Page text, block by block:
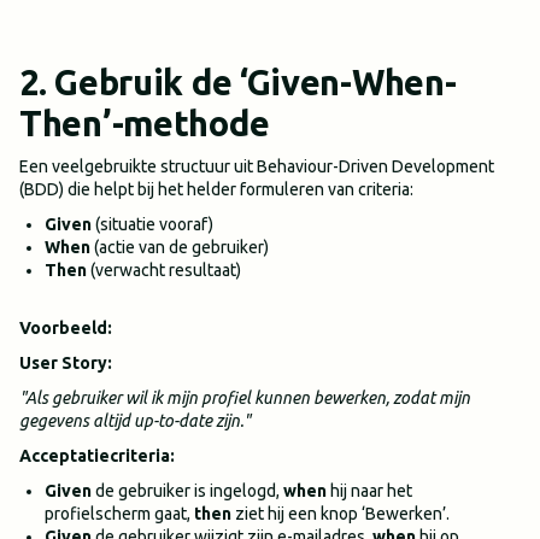
2. Gebruik de ‘Given-When-
Then’-methode
Een veelgebruikte structuur uit Behaviour-Driven Development
(BDD) die helpt bij het helder formuleren van criteria:
Given(situatie vooraf)
When(actie van de gebruiker)
Then(verwacht resultaat)
Voorbeeld:
User Story:
"Als gebruiker wil ik mijn profiel kunnen bewerken, zodat mijn
gegevens altijd up-to-date zijn."
Acceptatiecriteria:
Givende gebruiker is ingelogd, when hij naar het
profielscherm gaat, then ziet hij een knop ‘Bewerken’.